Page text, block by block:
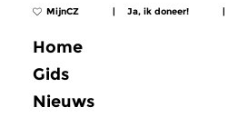
MijnCZ | Ja, ik doneer! |
Home
Gids
Nieuws